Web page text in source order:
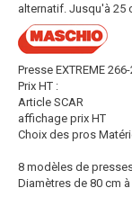
alternatif. Jusqu'à 25
Presse EXTREME
Prix HT :
Article SCAR
affichage prix HT
Choix des pros
8 modèles de
Diamètres de 80 cm à